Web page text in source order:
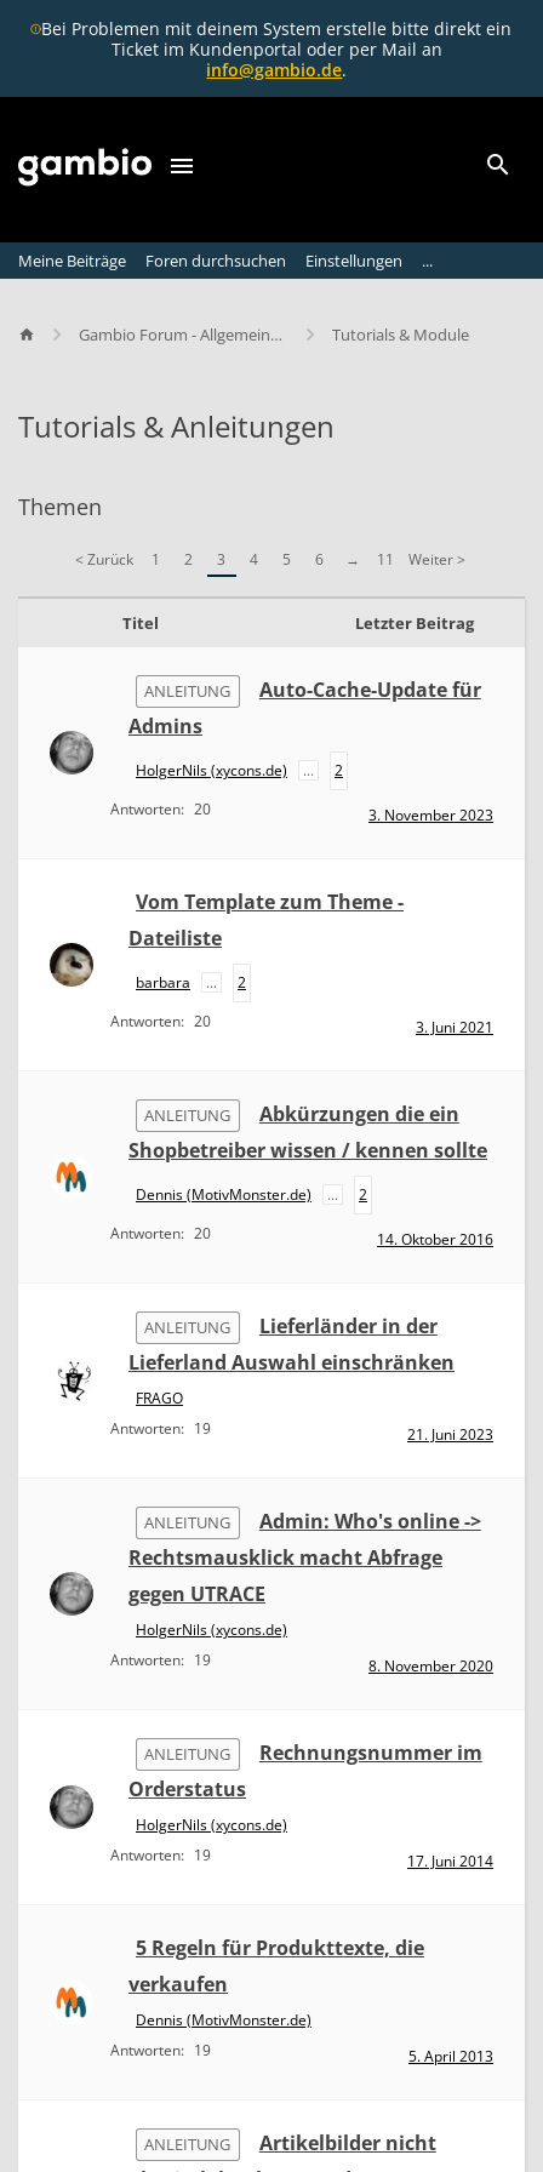
Bei Problemen mit deinem System erstelle bitte direkt ein
Ticket im Kundenportal oder per Mail an
info@gambio.de.
Meine Beiträge Foren durchsuchen Einstellungen ...
Gambio Forum - Allgemeine DiskussionTutorials & Module
Tutorials & Anleitungen
u
t
a
Themen
< Zurück 1 2 3 4 5 6 → 11 Weiter >
Titel Letzter Beitrag
ANLEITUNG
Auto-Cache-Update für
Admins
HolgerNils (xycons.de) ...
2
Antworten: 20 3. November 2023
Vom Template zum Theme -
Dateiliste
barbara ...
2
Antworten: 20 3. Juni 2021
ANLEITUNG
Abkürzungen die ein
Shopbetreiber wissen / kennen sollte
Dennis (MotivMonster.de) ...
2
Antworten: 20 14. Oktober 2016
ANLEITUNG
Lieferländer in der
Lieferland Auswahl einschränken
FRAGO
Antworten: 19 21. Juni 2023
ANLEITUNG
Admin: Who's online ->
Rechtsmausklick macht Abfrage
gegen UTRACE
HolgerNils (xycons.de)
Antworten: 19 8. November 2020
ANLEITUNG
Rechnungsnummer im
Orderstatus
HolgerNils (xycons.de)
Antworten: 19 17. Juni 2014
5 Regeln für Produkttexte, die
verkaufen
Dennis (MotivMonster.de)
Antworten: 19 5. April 2013
ANLEITUNG
Artikelbilder nicht